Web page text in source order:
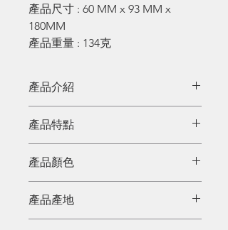
產品尺寸 : 60 MM x 93 MM x
180MM
產品重量 : 134克
產品介紹
同製餐具般的紋路質感，兼具輕巧
不笨重，不像木製品般容易受潮難
以保養。
產品特點
級塑料 (PP) 混合製成。不含雙酚
A。可耐溫度範圍為 -30℃ 至
100℃，能適用於洗碗機清洗作
業。
產品顏色
產品產地